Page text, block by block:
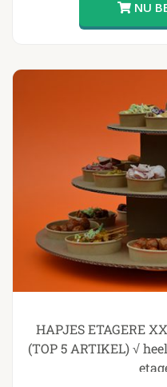
HAPJES ETAGERE
(TOP 5 ARTIKEL) √